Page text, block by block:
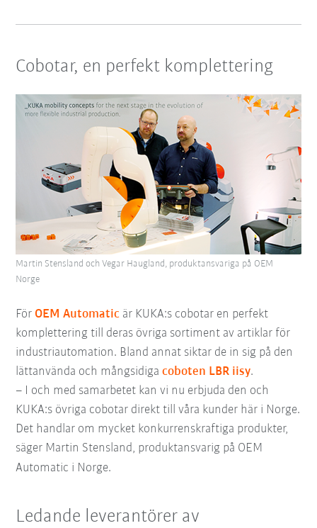
Cobotar, en perfekt komplettering
För OEM Automatic är KUKA:s cobotar en perfekt
komplettering till deras övriga sortiment av artiklar för
industriautomation. Bland annat siktar de in sig på den
lättanvända och mångsidigacoboten LBR iisy.
– I och med samarbetet kan vi nu erbjuda den och
KUKA:s övriga cobotar direkt till våra kunder här i Norge.
Det handlar om mycket konkurrenskraftiga produkter,
säger Martin Stensland, produktansvarig på OEM
Automatic i Norge.
Martin Stensland och Vegar Haugland, produktansvariga på OEM
Norge
Ledande leverantörer av